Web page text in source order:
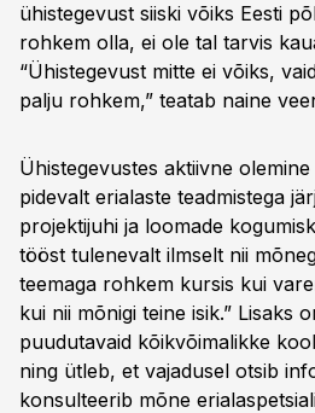
ühistegevust siiski võiks Eesti
rohkem olla, ei ole tal tarvis
“Ühistegevust mitte ei võiks,
palju rohkem,” teatab naine
Ühistegevustes aktiivne
pidevalt erialaste teadmistega
projektijuhi ja loomade
tööst tulenevalt ilmselt nii
teemaga rohkem kursis kui
kui nii mõnigi teine isik.” Lisaks
puudutavaid kõikvõimalikke
ning ütleb, et vajadusel otsib
konsulteerib mõne